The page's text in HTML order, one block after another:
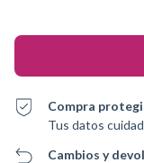
Compra
Tus datos
Cambios y